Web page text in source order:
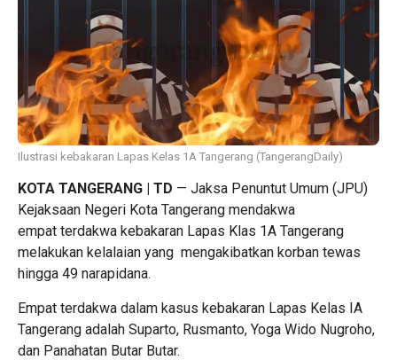
Ilustrasi kebakaran Lapas Kelas 1A Tangerang (TangerangDaily)
KOTA TANGERANG | TD — Jaksa Penuntut Umum (JPU)
Kejaksaan Negeri Kota Tangerang mendakwa
empat terdakwa kebakaran Lapas Klas 1A Tangerang
melakukan kelalaian yang mengakibatkan korban tewas
hingga 49 narapidana.
Empat terdakwa dalam kasus kebakaran Lapas Kelas IA
Tangerang adalah Suparto, Rusmanto, Yoga Wido Nugroho,
dan Panahatan Butar Butar.